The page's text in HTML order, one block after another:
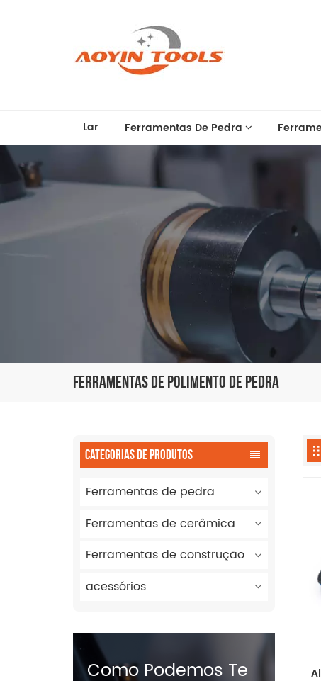
Lar Ferramentas De Pedra
Ferramentas De Polimento De Pedra
CATEGORIAS DE PRODUTOS
Ferramentas de pedra
Ferramentas de cerâmica
Ferramentas de construção
acessórios
Como Podemos Te